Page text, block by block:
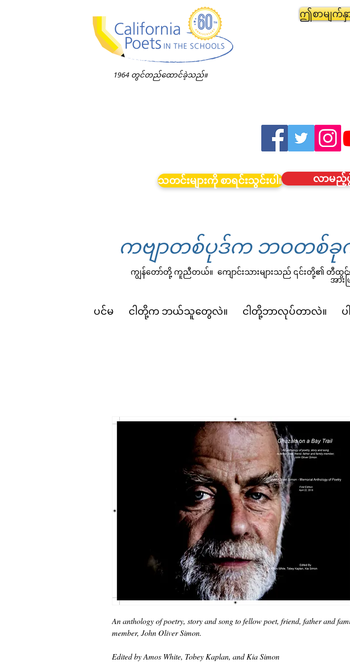
1964 တွင်တည်ထောင်ခဲ့သည်။
ဤစာမျက်နှ
သတင်းများကို စာရင်းသွင်းပါ။ လာမည့်ပွဲ
ကဗျာတစ်ပုဒ်က ဘဝတစ်ခုကို
ကျွန်တော်တို့ ကူညီတယ်။ ကျောင်းသားများသည် ၎င်းတို့၏ တီထွ
အားဖ
ပင်မ ငါတို့က ဘယ်သူတွေလဲ။ ငါတို့ဘာလုပ်တာလဲ။
An anthology of poetry, story and song to fellow poet, friend, father and
member, John Oliver Simon.
Edited by Amos White, Tobey Kaplan, and Kia Simon